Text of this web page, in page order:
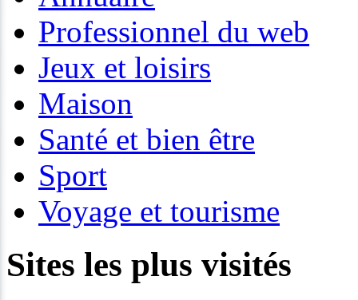
Professionnel du web
Jeux et loisirs
Maison
Santé et bien être
Sport
Voyage et tourisme
Sites les plus visités